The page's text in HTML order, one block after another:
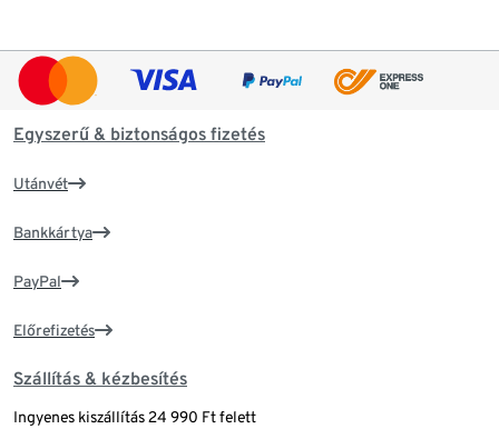
Egyszerű & biztonságos fizetés
Utánvét
Bankkártya
PayPal
Előrefizetés
Szállítás & kézbesítés
Ingyenes kiszállítás 24 990 Ft felett